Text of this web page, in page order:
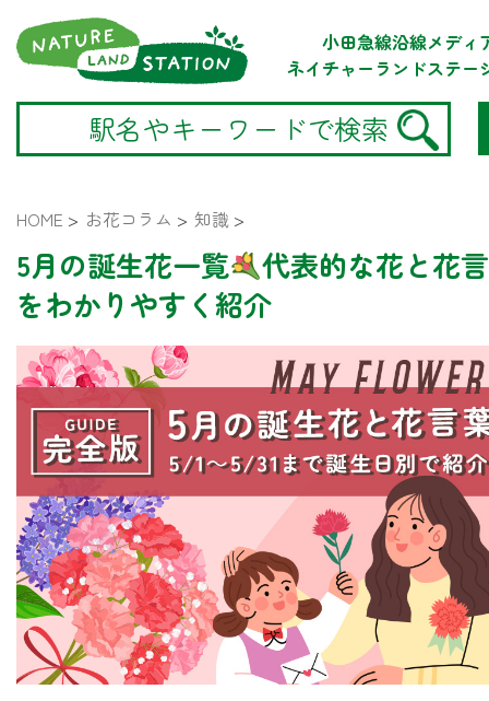
小田急線沿線メディ
ネイチャーランドステー
HOME > お花コラム > 知識 >
5月の誕生花一覧
代表的な花と花
をわかりやすく紹介